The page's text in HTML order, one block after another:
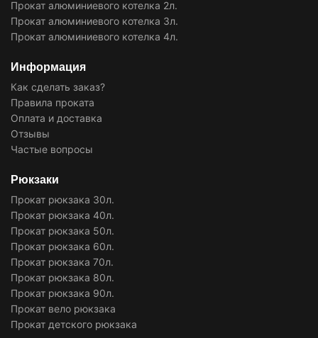
Прокат алюминиевого котелка 2л.
Прокат алюминиевого котелка 3л.
Прокат алюминиевого котелка 4л.
Информация
Как сделать заказ?
Правила проката
Оплата и доставка
Отзывы
Частые вопросы
Рюкзаки
Прокат рюкзака 30л.
Прокат рюкзака 40л.
Прокат рюкзака 50л.
Прокат рюкзака 60л.
Прокат рюкзака 70л.
Прокат рюкзака 80л.
Прокат рюкзака 90л.
Прокат вело рюкзака
Прокат детского рюкзака